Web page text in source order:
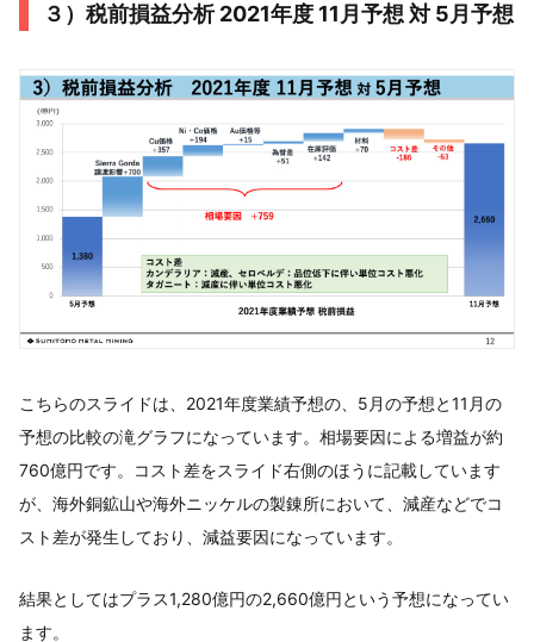
３）税前損益分析 2021年度 11月予想 対 5月予想
こちらのスライドは、2021年度業績予想の、5月の予想と11月の
予想の比較の滝グラフになっています。相場要因による増益が約
760億円です。コスト差をスライド右側のほうに記載しています
が、海外銅鉱山や海外ニッケルの製錬所において、減産などでコ
スト差が発生しており、減益要因になっています。
結果としてはプラス1,280億円の2,660億円という予想になってい
ます。